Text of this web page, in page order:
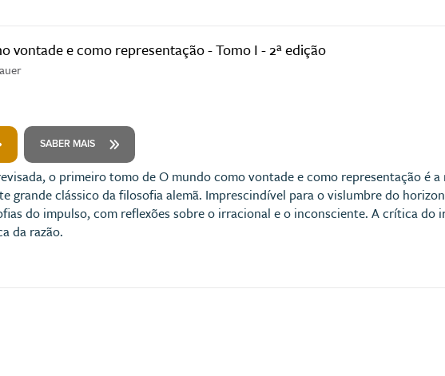
vontade e como representação - Tomo I - 2ª edição
SABER MAIS
o primeiro tomo de O mundo como vontade e como representação é
grande clássico da filosofia alemã. Imprescindível para o vislumbre do
do impulso, com reflexões sobre o irracional e o inconsciente. A crítica
da razão.